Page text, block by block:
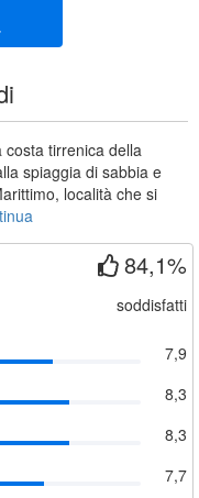
costa tirrenica della
spiaggia di sabbia e
località che si
84,1%
soddisfatti
7,9
8,3
8,3
7,7